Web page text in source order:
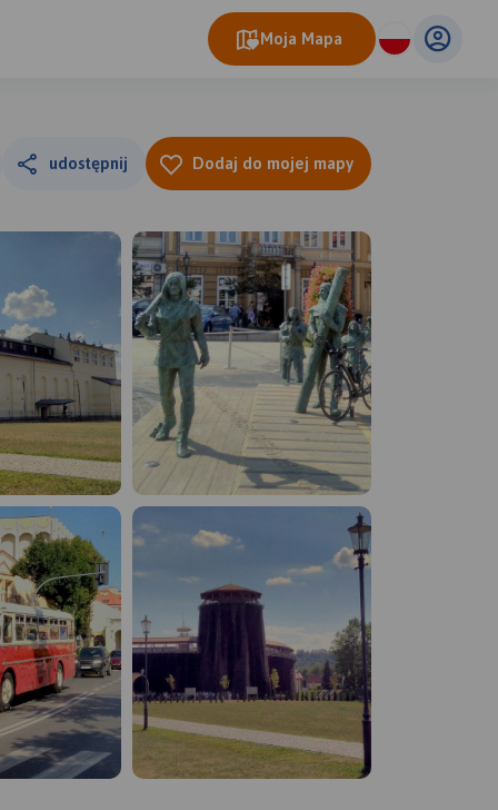
Moja Mapa
udostępnij Dodaj do mojej mapy